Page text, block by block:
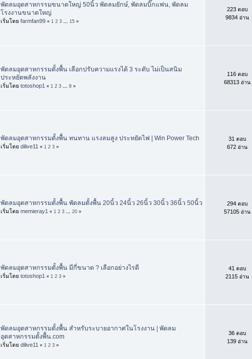
พัดลมอุตสาหกรรมขนาดใหญ่ 50นิ้ว พัดลมยักษ์, พัดลมบิ๊กแฟน, พัดลม
โรงงานขนาดใหญ่
เริ่มโดย farmfan99 « 1 2 3 15 »
223 ตอบ
9834 อ่าน
พัดลมอุตสาหกรรมตั้งพื้น เลือกปรับความแรงได้ 3 ระดับ ไม่เป็นสนิม
ประหยัดพลังงาน
เริ่มโดย totoshop1 « 1 2 3 8 »
116 ตอบ
68313 อ่าน
พัดลมอุตสาหกรรมตั้งพื้น ทนทาน แรงลมสูง ประหยัดไฟ | Win Power Tech
เริ่มโดย dilive11 « 1 2 3 »
31 ตอบ
672 อ่าน
พัดลมอุตสาหกรรมตั้งพื้น พัดลมตั้งพื้น 20นิ้ว 24นิ้ว 26นิ้ว 30นิ้ว 36นิ้ว 50นิ้ว
เริ่มโดย memieray1 « 1 2 3 20 »
294 ตอบ
57105 อ่าน
พัดลมอุตสาหกรรมตั้งพื้น มีกี่ขนาด ? เลือกอย่างไรดี
เริ่มโดย totoshop1 « 1 2 3 »
41 ตอบ
2115 อ่าน
พัดลมอุตสาหกรรมตั้งพื้น สำหรับระบายอากาศในโรงงาน | พัดลม
อุตสาหกรรมตั้งพื้น.com
เริ่มโดย dilive11 « 1 2 3 »
36 ตอบ
139 อ่าน